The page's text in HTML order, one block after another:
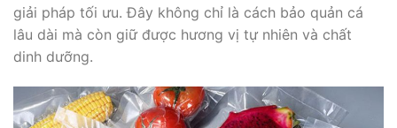
giải pháp tối ưu. Đây không chỉ là cách bảo quản cá
lâu dài mà còn giữ được hương vị tự nhiên và chất
dinh dưỡng.